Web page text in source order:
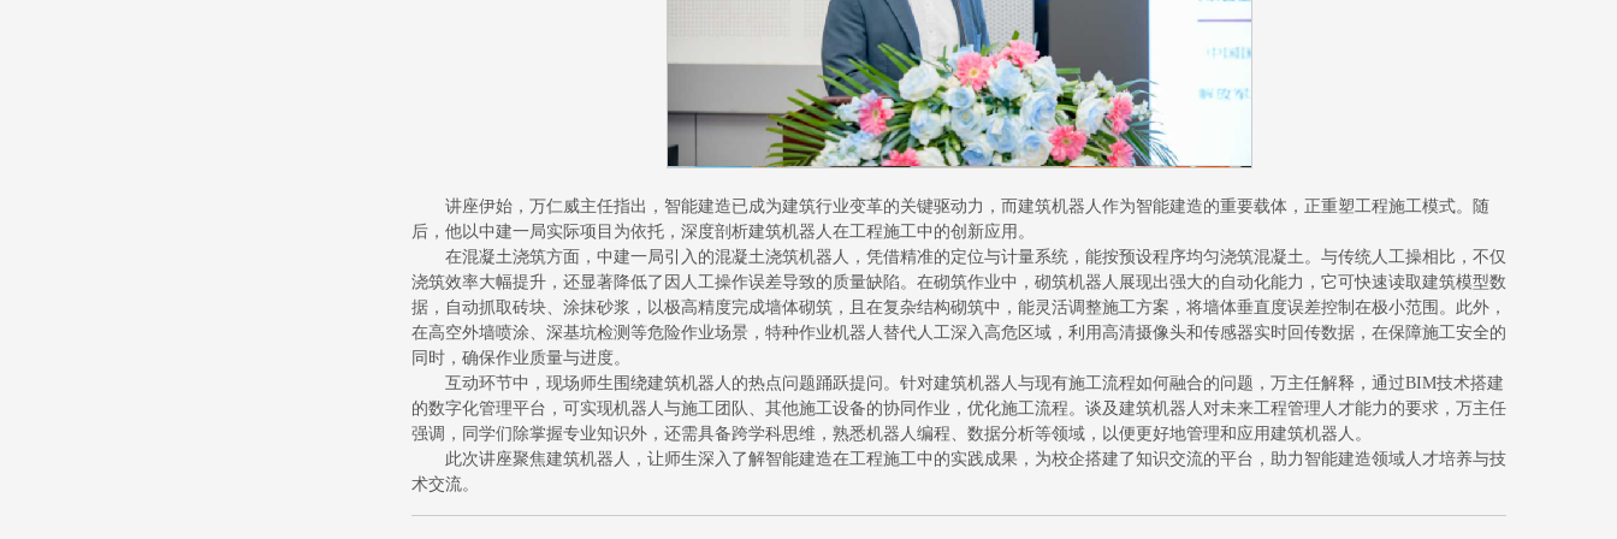
讲座伊始，万仁威主任指出，智能建造已成为建筑行业变革的关键驱动力，而建筑机器人作为智能建造的重要载体，正重塑工程施工模式。随
后，他以中建一局实际项目为依托，深度剖析建筑机器人在工程施工中的创新应用。
在混凝土浇筑方面，中建一局引入的混凝土浇筑机器人，凭借精准的定位与计量系统，能按预设程序均匀浇筑混凝土。与传统人工操相比，不仅
浇筑效率大幅提升，还显著降低了因人工操作误差导致的质量缺陷。在砌筑作业中，砌筑机器人展现出强大的自动化能力，它可快速读取建筑模型数
据，自动抓取砖块、涂抹砂浆，以极高精度完成墙体砌筑，且在复杂结构砌筑中，能灵活调整施工方案，将墙体垂直度误差控制在极小范围。此外，
在高空外墙喷涂、深基坑检测等危险作业场景，特种作业机器人替代人工深入高危区域，利用高清摄像头和传感器实时回传数据，在保障施工安全的
同时，确保作业质量与进度。
互动环节中，现场师生围绕建筑机器人的热点问题踊跃提问。针对建筑机器人与现有施工流程如何融合的问题，万主任解释，通过BIM技术搭建
的数字化管理平台，可实现机器人与施工团队、其他施工设备的协同作业，优化施工流程。谈及建筑机器人对未来工程管理人才能力的要求，万主任
强调，同学们除掌握专业知识外，还需具备跨学科思维，熟悉机器人编程、数据分析等领域，以便更好地管理和应用建筑机器人。
此次讲座聚焦建筑机器人，让师生深入了解智能建造在工程施工中的实践成果，为校企搭建了知识交流的平台，助力智能建造领域人才培养与技
术交流。